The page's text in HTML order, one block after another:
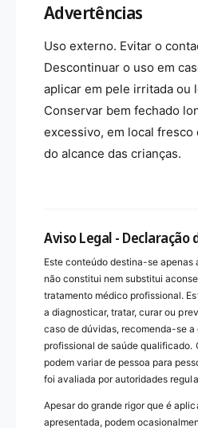
Advertências
Uso externo. Evitar o
Descontinuar o uso em
aplicar em pele irritada ou
Conservar bem fechado
excessivo, em local fresco
do alcance das crianças.
Aviso Legal - Declaração
Este conteúdo destina-se apenas
não constitui nem substitui
tratamento médico profissional.
a diagnosticar, tratar, curar ou
caso de dúvidas, recomenda-se
profissional de saúde qualificado.
podem variar de pessoa para
foi avaliada por autoridades
Apesar do grande rigor que é
apresentada, podem